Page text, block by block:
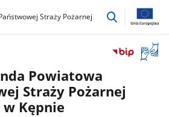
Straży Pożarnej
przejdź
okno
Powiatowa
Straży Pożarnej
w Kępnie